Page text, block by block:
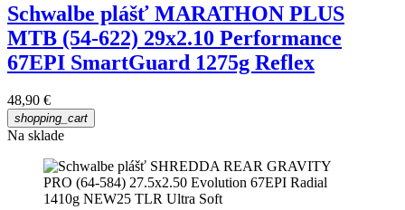
Schwalbe plášť MARATHON PLUS
MTB (54-622) 29x2.10 Performance
67EPI SmartGuard 1275g Reflex
48,90 €
shopping_cart
Na sklade